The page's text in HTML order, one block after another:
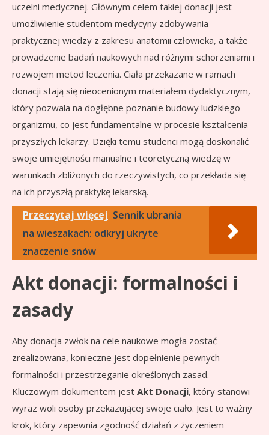
uczelni medycznej. Głównym celem takiej donacji jest
umożliwienie studentom medycyny zdobywania
praktycznej wiedzy z zakresu anatomii człowieka, a także
prowadzenie badań naukowych nad różnymi schorzeniami i
rozwojem metod leczenia. Ciała przekazane w ramach
donacji stają się nieocenionym materiałem dydaktycznym,
który pozwala na dogłębne poznanie budowy ludzkiego
organizmu, co jest fundamentalne w procesie kształcenia
przyszłych lekarzy. Dzięki temu studenci mogą doskonalić
swoje umiejętności manualne i teoretyczną wiedzę w
warunkach zbliżonych do rzeczywistych, co przekłada się
na ich przyszłą praktykę lekarską.
Przeczytaj więcej Sennik ubrania
na wieszakach: odkryj ukryte
znaczenie snów
Akt donacji: formalności i
zasady
Aby donacja zwłok na cele naukowe mogła zostać
zrealizowana, konieczne jest dopełnienie pewnych
formalności i przestrzeganie określonych zasad.
Kluczowym dokumentem jest Akt Donacji, który stanowi
wyraz woli osoby przekazującej swoje ciało. Jest to ważny
krok, który zapewnia zgodność działań z życzeniem